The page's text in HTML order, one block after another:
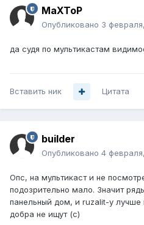
MaXToP
Опубликовано 3
да судя по мультикастам
Вставить ник Цитата
builder
Опубликовано 4
Опс, на мультикаст и не
подозрительно мало. Значит
панельный дом, и ruzalit-у лучше
добра не ищут (с)